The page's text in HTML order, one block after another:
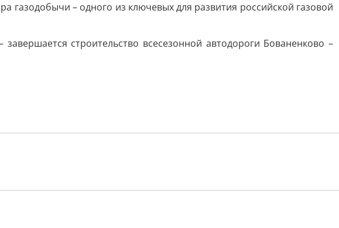
– одного из ключевых для развития российской газовой
строительство всесезонной автодороги Бованенково –